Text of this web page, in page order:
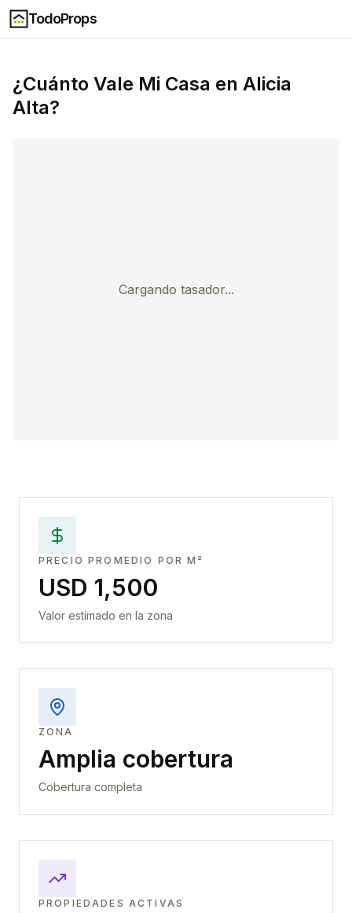
TodoProps
¿Cuánto Vale Mi Casa en Alicia
Alta?
Cargando tasador...
PRECIO PROMEDIO POR M²
USD 1,500
Valor estimado en la zona
ZONA
Amplia cobertura
Cobertura completa
PROPIEDADES ACTIVAS